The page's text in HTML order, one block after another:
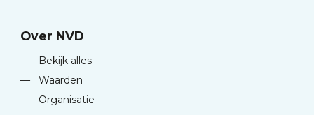
Over NVD
—
Bekijk alles
—
Waarden
—
Organisatie